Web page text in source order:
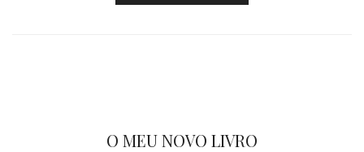
O MEU NOVO LIVRO